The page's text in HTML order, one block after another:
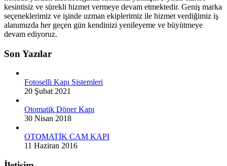
kesintisiz ve sürekli hizmet vermeye devam etmektedir. Geniş marka
seçeneklerimiz ve işinde uzman ekiplerimiz ile hizmet verdiğimiz iş
alanımızda her geçen gün kendinizi yenileyeme ve büyütmeye
devam ediyoruz.
Son Yazılar
Fotoselli Kapı Sistemleri
20 Şubat 2021
Otomatik Döner Kapı
30 Nisan 2018
OTOMATİK CAM KAPI
11 Haziran 2016